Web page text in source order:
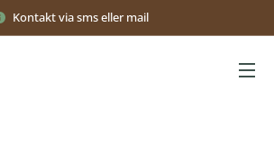
Kontakt via sms eller mail